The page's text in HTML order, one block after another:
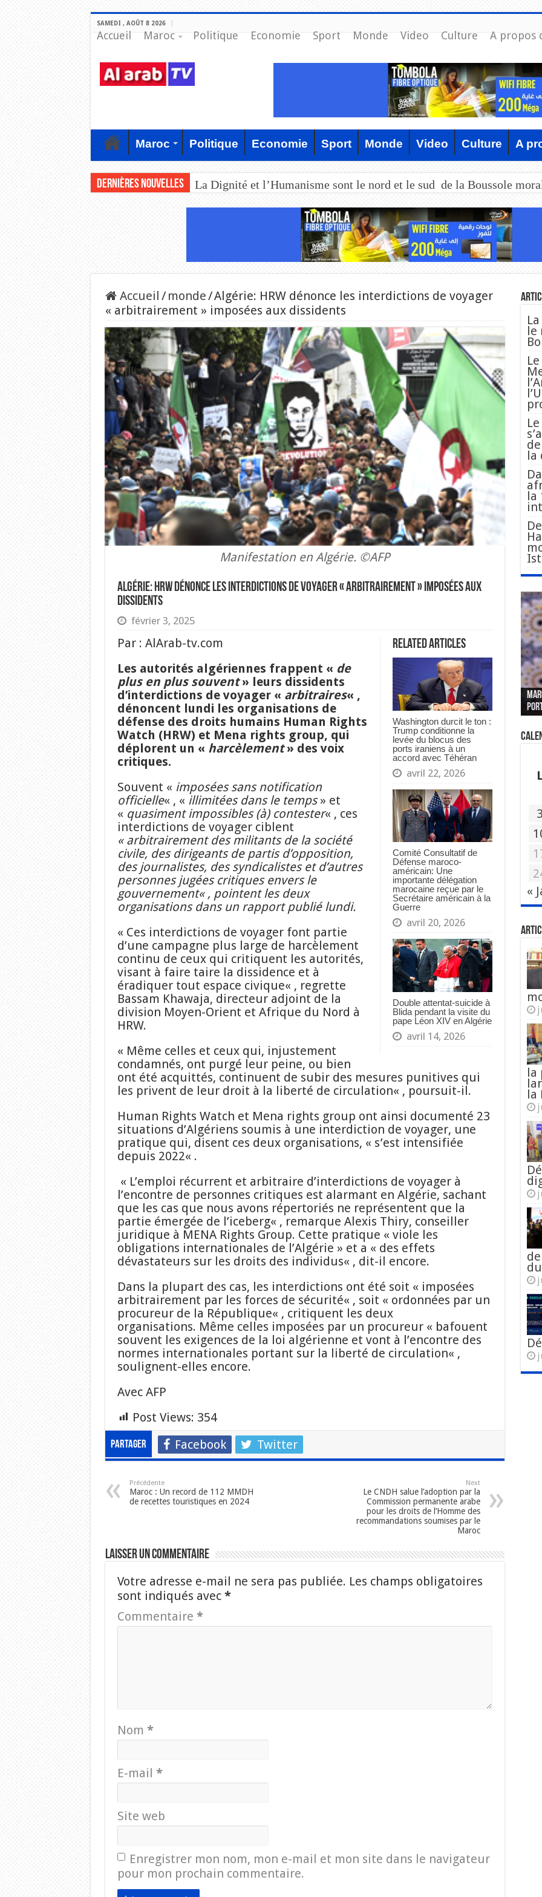
SAMEDI , AOÛT 8 2026
Accueil Maroc Politique Economie Sport Monde Video Culture A propos
Maroc Politique Economie Sport Monde Video Culture A
Dernières nouvelles La Dignité et l’Humanisme sont le nord et le sud de la Boussole
Accueil / monde/Algérie: HRW dénonce les interdictions de voyager
« arbitrairement » imposées aux dissidents
Manifestation en Algérie. ©AFP
Algérie: HRW dénonce les interdictions de voyager « arbitrairement » imposées aux
dissidents
février 3, 2025
Related Articles
Washington durcit le ton :
Trump conditionne la
levée du blocus des
ports iraniens à un
accord avec Téhéran
avril 22, 2026
Comité Consultatif de
Défense maroco-
américain: Une
importante délégation
marocaine reçue par le
Secrétaire américain à la
Guerre
avril 20, 2026
Double attentat-suicide à
Blida pendant la visite du
pape Léon XIV en Algérie
avril 14, 2026
Par : AlArab-tv.com
Les autorités algériennes frappent « de
plus en plus souvent» leurs dissidents
d’interdictions de voyager « arbitraires« ,
dénoncent lundi les organisations de
défense des droits humains Human Rights
Watch (HRW) et Mena rights group, qui
déplorent un « harcèlement» des voix
critiques.
Souvent « imposées sans notification
officielle« , « illimitées dans le temps» et
« quasiment impossibles (à) contester« , ces
interdictions de voyager ciblent
« arbitrairement des militants de la société
civile, des dirigeants de partis d’opposition,
des journalistes, des syndicalistes et d’autres
personnes jugées critiques envers le
gouvernement« , pointent les deux
organisations dans un rapport publié lundi.
« Ces interdictions de voyager font partie
d’une campagne plus large de harcèlement
continu de ceux qui critiquent les autorités,
visant à faire taire la dissidence et à
éradiquer tout espace civique« , regrette
Bassam Khawaja, directeur adjoint de la
division Moyen-Orient et Afrique du Nord à
HRW.
« Même celles et ceux qui, injustement
condamnés, ont purgé leur peine, ou bien
ont été acquittés, continuent de subir des mesures punitives qui
les privent de leur droit à la liberté de circulation« , poursuit-il.
Human Rights Watch et Mena rights group ont ainsi documenté 23
situations d’Algériens soumis à une interdiction de voyager, une
pratique qui, disent ces deux organisations, « s’est intensifiée
depuis 2022« .
« L’emploi récurrent et arbitraire d’interdictions de voyager à
l’encontre de personnes critiques est alarmant en Algérie, sachant
que les cas que nous avons répertoriés ne représentent que la
partie émergée de l’iceberg« , remarque Alexis Thiry, conseiller
juridique à MENA Rights Group. Cette pratique « viole les
obligations internationales de l’Algérie » et a « des effets
dévastateurs sur les droits des individus« , dit-il encore.
Dans la plupart des cas, les interdictions ont été soit « imposées
arbitrairement par les forces de sécurité« , soit « ordonnées par un
procureur de la République« , critiquent les deux
organisations. Même celles imposées par un procureur « bafouent
souvent les exigences de la loi algérienne et vont à l’encontre des
normes internationales portant sur la liberté de circulation« ,
soulignent-elles encore.
Avec AFP
Post Views: 354
Partager Facebook Twitter
Précédente
Maroc : Un record de 112 MMDH
de recettes touristiques en 2024
Next
Le CNDH salue l’adoption par la
Commission permanente arabe
pour les droits de l’Homme des
recommandations soumises par le
Maroc
Laisser un commentaire
Votre adresse e-mail ne sera pas publiée. Les champs obligatoires
sont indiqués avec *
Commentaire *
Nom *
E-mail *
Site web
Enregistrer mon nom, mon e-mail et mon site dans le navigateur
pour mon prochain commentaire.
le
la
la
Le
des
«
L
3
«
la
la